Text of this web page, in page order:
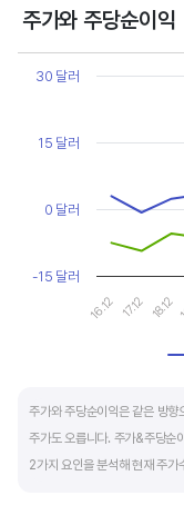
상대적으로 싸게 거래된다고 판
순이익이 성장할때와 감소할때
높으면 주가수익배수도 높게
상승한다는 뜻입니다.
10년 간 장기적인 주가수익배
주가수익배수와 비교해 주가가
주가수익배수의 평균 정도에
이익이 더 성장할 수 있을지 더
주가와 주당순이익
Chart
Line chart with 2
The chart has 2 Y
16.12 17.12 18.12
-15 달러
0 달러
15 달러
30 달러
주가와 주당순이익은 같은 방
주가도 오릅니다. 주가&주당순
2가지 요인을 분석해 현재 주가